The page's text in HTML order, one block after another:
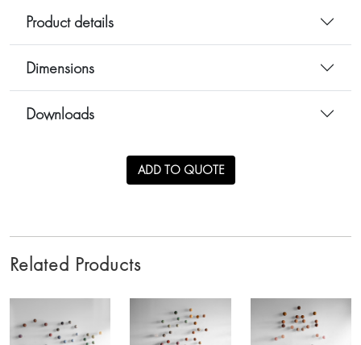
Product details
Dimensions
Downloads
ADD TO QUOTE
Related Products